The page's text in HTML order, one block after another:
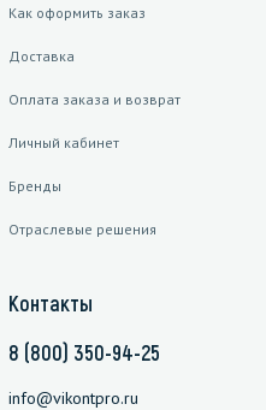
Как оформить заказ
Доставка
Оплата заказа и возврат
Личный кабинет
Бренды
Отраслевые решения
Контакты
8 (800) 350-94-25
info@vikontpro.ru